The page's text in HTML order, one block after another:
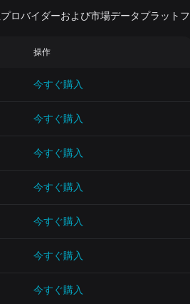
ロバイダーおよび市場データプラットフ
操作
今すぐ購入
今すぐ購入
今すぐ購入
今すぐ購入
今すぐ購入
今すぐ購入
今すぐ購入